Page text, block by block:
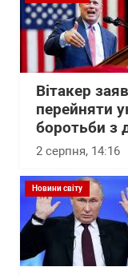
Вітакер
перейняти
боротьби з
2 серпня, 14:16
Новини світу